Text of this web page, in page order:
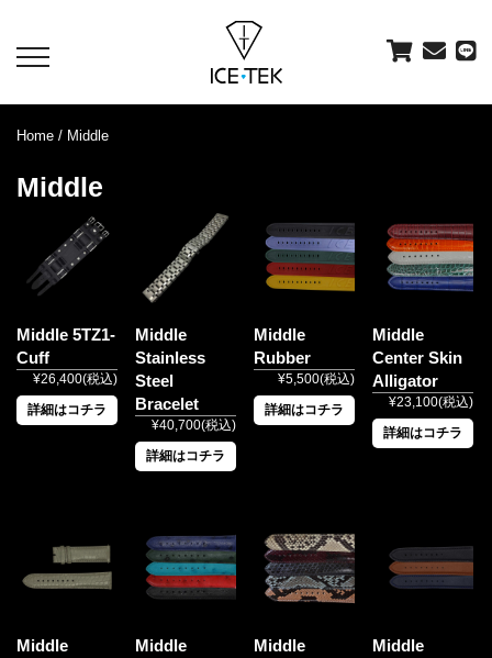
toggle
Home / Middle
Middle
Middle 5TZ1-
Cuff
¥26,400(税込)
詳細はコチラ
Middle
Stainless
Steel
Bracelet
¥40,700(税込)
詳細はコチラ
Middle
Rubber
¥5,500(税込)
詳細はコチラ
Middle
Center Skin
Alligator
¥23,100(税込)
詳細はコチラ
Middle
Middle
Middle
Middle